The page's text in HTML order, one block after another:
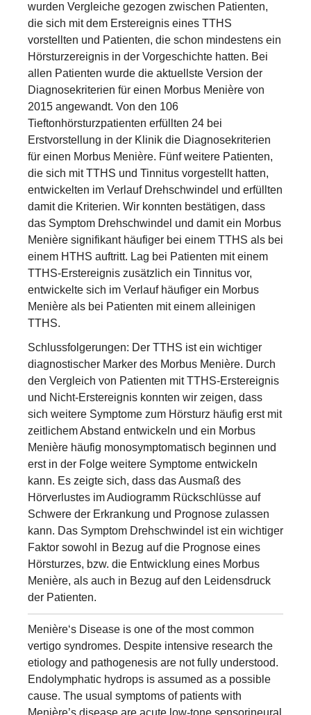
wurden Vergleiche gezogen zwischen Patienten,
die sich mit dem Erstereignis eines TTHS
vorstellten und Patienten, die schon mindestens ein
Hörsturzereignis in der Vorgeschichte hatten. Bei
allen Patienten wurde die aktuellste Version der
Diagnosekriterien für einen Morbus Menière von
2015 angewandt. Von den 106
Tieftonhörsturzpatienten erfüllten 24 bei
Erstvorstellung in der Klinik die Diagnosekriterien
für einen Morbus Menière. Fünf weitere Patienten,
die sich mit TTHS und Tinnitus vorgestellt hatten,
entwickelten im Verlauf Drehschwindel und erfüllten
damit die Kriterien. Wir konnten bestätigen, dass
das Symptom Drehschwindel und damit ein Morbus
Menière signifikant häufiger bei einem TTHS als bei
einem HTHS auftritt. Lag bei Patienten mit einem
TTHS-Erstereignis zusätzlich ein Tinnitus vor,
entwickelte sich im Verlauf häufiger ein Morbus
Menière als bei Patienten mit einem alleinigen
TTHS.
Schlussfolgerungen: Der TTHS ist ein wichtiger
diagnostischer Marker des Morbus Menière. Durch
den Vergleich von Patienten mit TTHS-Erstereignis
und Nicht-Erstereignis konnten wir zeigen, dass
sich weitere Symptome zum Hörsturz häufig erst mit
zeitlichem Abstand entwickeln und ein Morbus
Menière häufig monosymptomatisch beginnen und
erst in der Folge weitere Symptome entwickeln
kann. Es zeigte sich, dass das Ausmaß des
Hörverlustes im Audiogramm Rückschlüsse auf
Schwere der Erkrankung und Prognose zulassen
kann. Das Symptom Drehschwindel ist ein wichtiger
Faktor sowohl in Bezug auf die Prognose eines
Hörsturzes, bzw. die Entwicklung eines Morbus
Menière, als auch in Bezug auf den Leidensdruck
der Patienten.
Menière‘s Disease is one of the most common
vertigo syndromes. Despite intensive research the
etiology and pathogenesis are not fully understood.
Endolymphatic hydrops is assumed as a possible
cause. The usual symptoms of patients with
Menière’s disease are acute low-tone sensorineural